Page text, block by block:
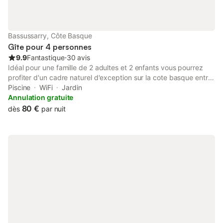
chambre climatisée Magasins d'alimentation ( boulangerie,
supermarché) à 7 minutes en voiture.
Bassussarry, Côte Basque
Gîte pour 4 personnes
9.9Fantastique⋅30 avis
Idéal pour une famille de 2 adultes et 2 enfants vous pourrez
profiter d'un cadre naturel d'exception sur la cote basque entre
mer et montagne, en plein cœur du Golf de
Bayonne/Bassussarry. Aux portes de Bayonne, Biarritz et Anglet
(5kms), la résidence des hauts d'Orlégui (résidence de tourisme
Piscine WiFi
Jardin
Annulation gratuite
dès 80 € par nuit